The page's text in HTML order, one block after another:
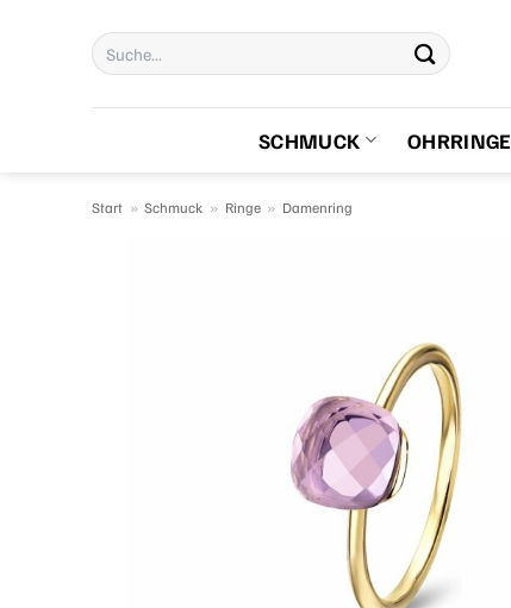
Suchen
nach:
SCHMUCK OHRRINGE
Start » Schmuck » Ringe » Damenring